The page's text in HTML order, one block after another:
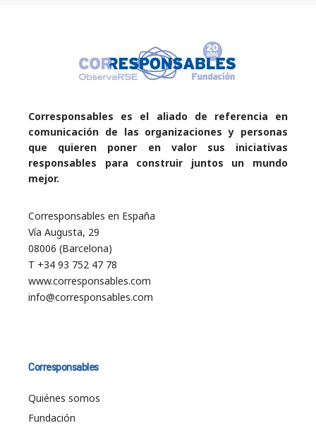
Corresponsables es el aliado de referencia en
comunicación de las organizaciones y personas
que quieren poner en valor sus iniciativas
responsables para construir juntos un mundo
mejor.
Corresponsables en España
Vía Augusta, 29
08006 (Barcelona)
T +34 93 752 47 78
www.corresponsables.com
info@corresponsables.com
Corresponsables
Quiénes somos
Fundación